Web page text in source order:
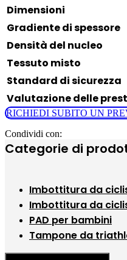
Dimensioni
Gradiente di spessore
Densità del nucleo
Tessuto misto
Standard di sicurezza
Valutazione delle
RICHIEDI SUBITO UN
Condividi con:
Categorie di
Imbottitura da
Imbottitura da
PAD per bambini
Tampone da